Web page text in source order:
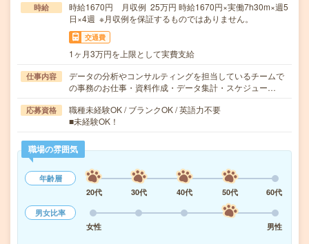
時給
時給1670円 月収例 25万円 時給1670円×実働7h30m×週5
日×4週 ※月収例を保証するものではありません。
交通費
1ヶ月3万円を上限として実費支給
仕事内容
データの分析やコンサルティングを担当しているチームで
の事務のお仕事・資料作成・データ集計・スケジュー…
応募資格
職種未経験OK / ブランクOK / 英語力不要
■未経験OK！
職場の雰囲気
年齢層
20代
30代 40代 50代
60代
男女比率
女性
男性